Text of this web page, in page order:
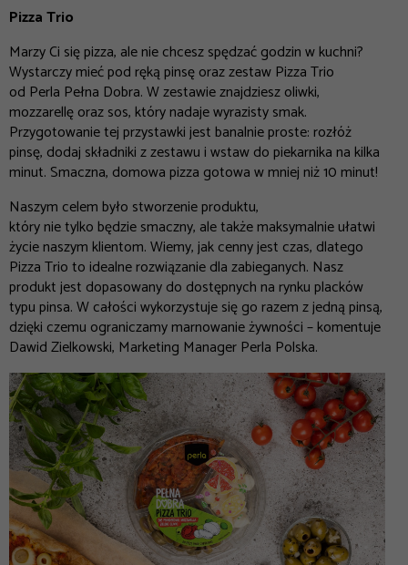
Pizza Trio
Marzy Ci się pizza, ale nie chcesz spędzać godzin w kuchni?
Wystarczy mieć pod ręką pinsę oraz zestaw Pizza Trio
od Perla Pełna Dobra. W zestawie znajdziesz oliwki,
mozzarellę oraz sos, który nadaje wyrazisty smak.
Przygotowanie tej przystawki jest banalnie proste: rozłóż
pinsę, dodaj składniki z zestawu i wstaw do piekarnika na kilka
minut. Smaczna, domowa pizza gotowa w mniej niż 10 minut!
Naszym celem było stworzenie produktu,
który nie tylko będzie smaczny, ale także maksymalnie ułatwi
życie naszym klientom. Wiemy, jak cenny jest czas, dlatego
Pizza Trio to idealne rozwiązanie dla zabieganych. Nasz
produktjest dopasowany do dostępnych na rynku placków
typu pinsa. W całości wykorzystuje się go razem z jedną pinsą,
dzięki czemu ograniczamy marnowanie żywności–komentuje
Dawid Zielkowski, Marketing Manager Perla Polska.